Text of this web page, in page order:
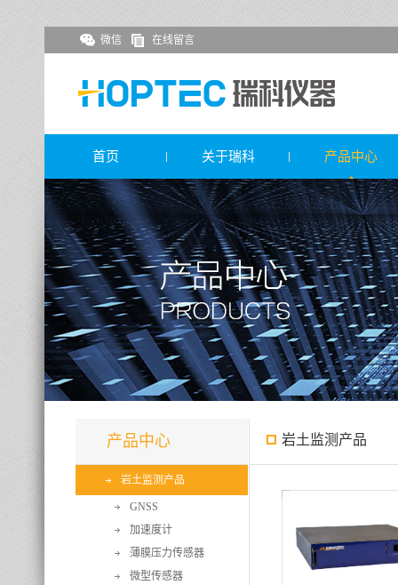
微信 在线留言
首页 关于瑞科 产品中心
产品中心
岩土监测产品
GNSS
加速度计
薄膜压力传感器
微型传感器
岩土监测产品